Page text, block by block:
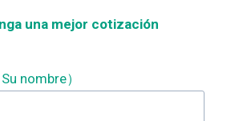
una mejor cotización
nombre）